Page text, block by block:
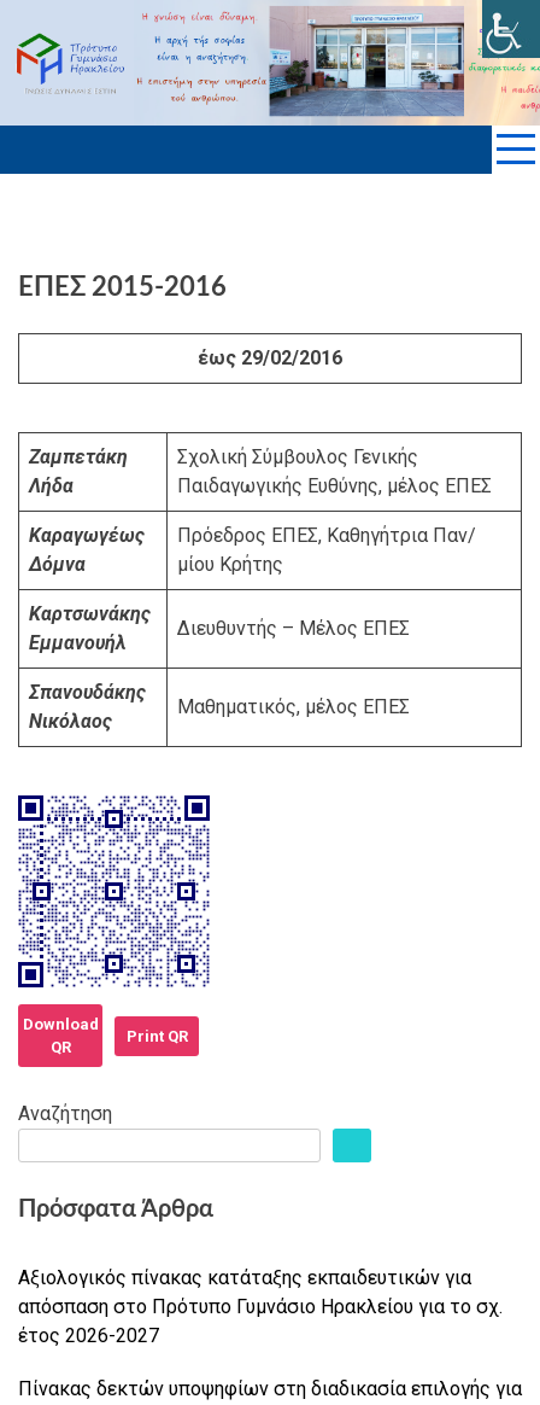
content ΠΡΟΤΥΠΟ ΓΥΜΝΑΣΙΟ ΗΡΑΚΛΕΙΟΥ
KΡΗΤΗΣ
ΕΠΕΣ 2015-2016
έως 29/02/2016
Ζαμπετάκη
Λήδα
Σχολική Σύμβουλος Γενικής
Παιδαγωγικής Ευθύνης, μέλος ΕΠΕΣ
Καραγωγέως
Δόμνα
Πρόεδρος ΕΠΕΣ, Καθηγήτρια Παν/
μίου Κρήτης
Καρτσωνάκης
Εμμανουήλ
Διευθυντής – Μέλος ΕΠΕΣ
Σπανουδάκης
Νικόλαος
Μαθηματικός, μέλος ΕΠΕΣ
Download
QR
Print QR
Αναζήτηση
Πρόσφατα Άρθρα
Αξιολογικός πίνακας κατάταξης εκπαιδευτικών για
απόσπαση στο Πρότυπο Γυμνάσιο Ηρακλείου για το σχ.
έτος 2026-2027
Πίνακας δεκτών υποψηφίων στη διαδικασία επιλογής για